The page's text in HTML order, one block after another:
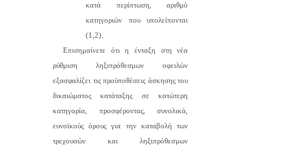
κατά περίπτωση, αριθμό
κατηγοριών που υπολείπονται
(1,2).
Επισημαίνετε ότι η ένταξη στη νέα
ρύθμιση ληξιπρόθεσμων οφειλών
εξασφαλίζει τις προϋποθέσεις άσκησης του
δικαιώματος κατάταξης σε κατώτερη
κατηγορία, προσφέροντας, συνολικά,
ευνοϊκούς όρους για την καταβολή των
τρεχουσών και ληξιπρόθεσμων